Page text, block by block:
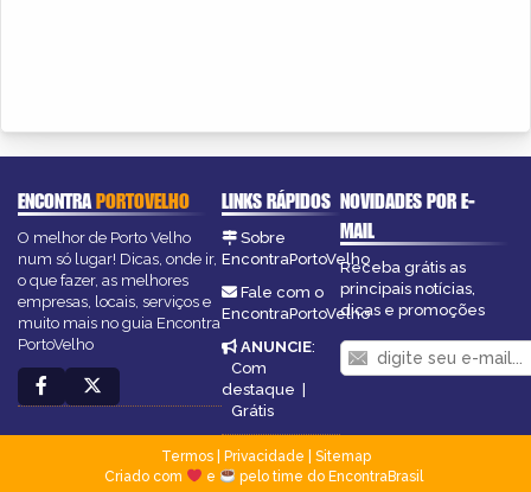
ENCONTRAPORTOVELHO
O melhor de Porto Velho
num só lugar! Dicas, onde ir,
o que fazer, as melhores
empresas, locais, serviços e
muito mais no guia Encontra
PortoVelho
LINKS RÁPIDOS
Sobre
EncontraPortoVelho
Fale com o
EncontraPortoVelho
ANUNCIE:
Com
destaque
Grátis
NOVIDADES POR E-
MAIL
Receba grátis as
principais notícias,
dicas e promoções
Termos| Privacidade
Sitemap
Criado com
e pelo time do EncontraBrasil